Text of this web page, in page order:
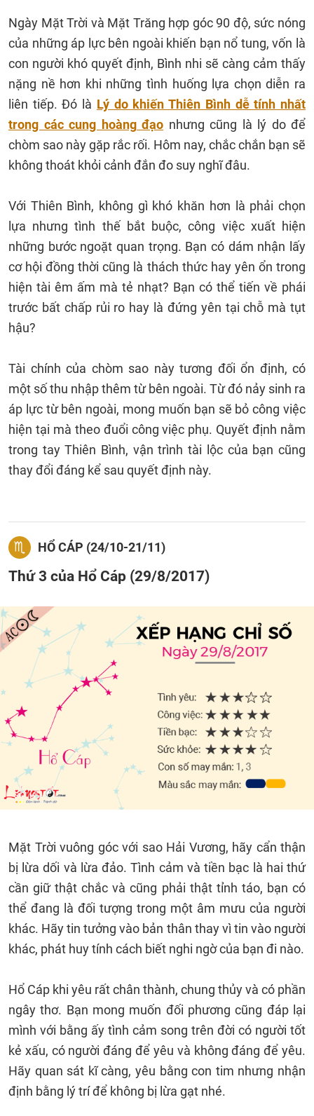
Ngày Mặt Trời và Mặt Trăng hợp góc 90 độ, sức nóng
của những áp lực bên ngoài khiến bạn nổ tung, vốn là
con người khó quyết định, Bình nhi sẽ càng cảm thấy
nặng nề hơn khi những tình huống lựa chọn diễn ra
liên tiếp. Đó là Lý do khiến Thiên Bình dễ tính nhất
trong các cung hoàng đạo nhưng cũng là lý do để
chòm sao này gặp rắc rối. Hôm nay, chắc chắn bạn sẽ
không thoát khỏi cảnh đắn đo suy nghĩ đâu.
Với Thiên Bình, không gì khó khăn hơn là phải chọn
lựa nhưng tình thế bắt buộc, công việc xuất hiện
những bước ngoặt quan trọng. Bạn có dám nhận lấy
cơ hội đồng thời cũng là thách thức hay yên ổn trong
hiện tài êm ấm mà tẻ nhạt? Bạn có thể tiến về phái
trước bất chấp rủi ro hay là đứng yên tại chỗ mà tụt
hậu?
Tài chính của chòm sao này tương đối ổn định, có
một số thu nhập thêm từ bên ngoài. Từ đó nảy sinh ra
áp lực từ bên ngoài, mong muốn bạn sẽ bỏ công việc
hiện tại mà theo đuổi công việc phụ. Quyết định nằm
trong tay Thiên Bình, vận trình tài lộc của bạn cũng
thay đổi đáng kể sau quyết định này.
HỔ CÁP (24/10-21/11)
Thứ 3 của Hổ Cáp (29/8/2017)
Mặt Trời vuông góc với sao Hải Vương, hãy cẩn thận
bị lừa dối và lừa đảo. Tình cảm và tiền bạc là hai thứ
cần giữ thật chắc và cũng phải thật tỉnh táo, bạn có
thể đang là đối tượng trong một âm mưu của người
khác. Hãy tin tưởng vào bản thân thay vì tin vào người
khác, phát huy tính cách biết nghi ngờ của bạn đi nào.
Hổ Cáp khi yêu rất chân thành, chung thủy và có phần
ngây thơ. Bạn mong muốn đối phương cũng đáp lại
mình với bằng ấy tình cảm song trên đời có người tốt
kẻ xấu, có người đáng để yêu và không đáng để yêu.
Hãy quan sát kĩ càng, yêu bằng con tim nhưng nhận
định bằng lý trí để không bị lừa gạt nhé.